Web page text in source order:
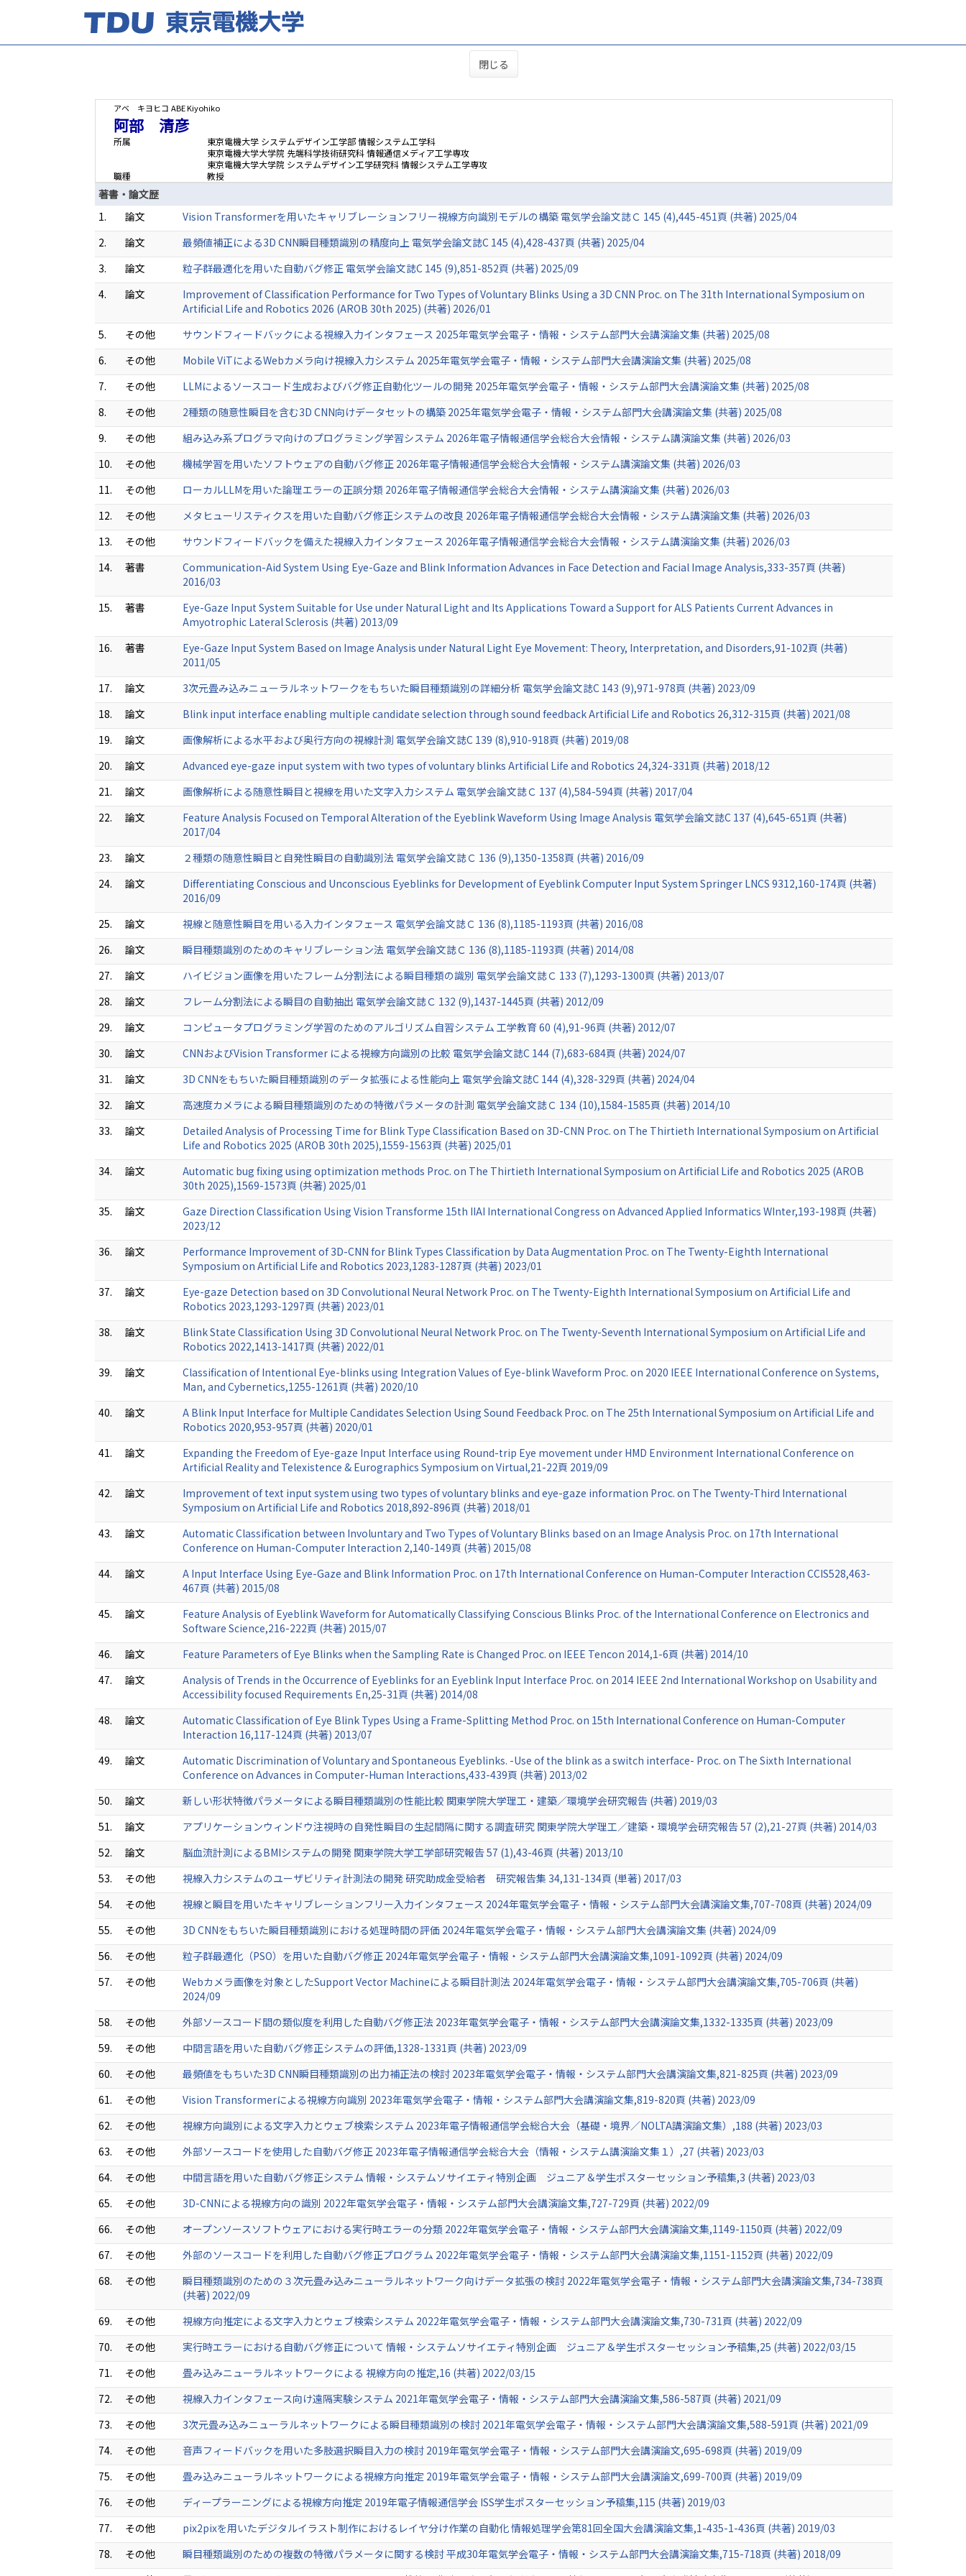
閉じる
アベ キヨヒコ ABE Kiyohiko
阿部 清彦
所属
東京電機大学 システムデザイン工学部 情報システム工学科
東京電機大学大学院 先端科学技術研究科 情報通信メディア工学専攻
東京電機大学大学院 システムデザイン工学研究科 情報システム工学専攻
職種
教授
著書・論文歴
1.
論文
Vision Transformerを用いたキャリブレーションフリー視線方向識別モデルの構築 電気学会論文誌Ｃ 145 (4),445-451頁 (共著) 2025/04
2.
論文
最頻値補正による3D CNN瞬目種類識別の精度向上 電気学会論文誌C 145 (4),428-437頁 (共著) 2025/04
3.
論文
粒子群最適化を用いた自動バグ修正 電気学会論文誌C 145 (9),851-852頁 (共著) 2025/09
4.
論文
Improvement of Classification Performance for Two Types of Voluntary Blinks Using a 3D CNN Proc. on The 31th International Symposium on
Artificial Life and Robotics 2026 (AROB 30th 2025) (共著) 2026/01
5.
その他
サウンドフィードバックによる視線入力インタフェース 2025年電気学会電子・情報・システム部門大会講演論文集 (共著) 2025/08
6.
その他
Mobile ViTによるWebカメラ向け視線入力システム 2025年電気学会電子・情報・システム部門大会講演論文集 (共著) 2025/08
7.
その他
LLMによるソースコード生成およびバグ修正自動化ツールの開発 2025年電気学会電子・情報・システム部門大会講演論文集 (共著) 2025/08
8.
その他
2種類の随意性瞬目を含む3D CNN向けデータセットの構築 2025年電気学会電子・情報・システム部門大会講演論文集 (共著) 2025/08
9.
その他
組み込み系プログラマ向けのプログラミング学習システム 2026年電子情報通信学会総合大会情報・システム講演論文集 (共著) 2026/03
10.
その他
機械学習を用いたソフトウェアの自動バグ修正 2026年電子情報通信学会総合大会情報・システム講演論文集 (共著) 2026/03
11.
その他
ローカルLLMを用いた論理エラーの正誤分類 2026年電子情報通信学会総合大会情報・システム講演論文集 (共著) 2026/03
12.
その他
メタヒューリスティクスを用いた自動バグ修正システムの改良 2026年電子情報通信学会総合大会情報・システム講演論文集 (共著) 2026/03
13.
その他
サウンドフィードバックを備えた視線入力インタフェース 2026年電子情報通信学会総合大会情報・システム講演論文集 (共著) 2026/03
14.
著書
Communication-Aid System Using Eye-Gaze and Blink Information Advances in Face Detection and Facial Image Analysis,333-357頁 (共著)
2016/03
15.
著書
Eye-Gaze Input System Suitable for Use under Natural Light and Its Applications Toward a Support for ALS Patients Current Advances in
Amyotrophic Lateral Sclerosis (共著) 2013/09
16.
著書
Eye-Gaze Input System Based on Image Analysis under Natural Light Eye Movement: Theory, Interpretation, and Disorders,91-102頁 (共著)
2011/05
17.
論文
3次元畳み込みニューラルネットワークをもちいた瞬目種類識別の詳細分析 電気学会論文誌C 143 (9),971-978頁 (共著) 2023/09
18.
論文
Blink input interface enabling multiple candidate selection through sound feedback Artificial Life and Robotics 26,312-315頁 (共著) 2021/08
19.
論文
画像解析による水平および奥行方向の視線計測 電気学会論文誌C 139 (8),910-918頁 (共著) 2019/08
20.
論文
Advanced eye-gaze input system with two types of voluntary blinks Artificial Life and Robotics 24,324-331頁 (共著) 2018/12
21.
論文
画像解析による随意性瞬目と視線を用いた文字入力システム 電気学会論文誌Ｃ 137 (4),584-594頁 (共著) 2017/04
22.
論文
Feature Analysis Focused on Temporal Alteration of the Eyeblink Waveform Using Image Analysis 電気学会論文誌C 137 (4),645-651頁 (共著)
2017/04
23.
論文
２種類の随意性瞬目と自発性瞬目の自動識別法 電気学会論文誌Ｃ 136 (9),1350-1358頁 (共著) 2016/09
24.
論文
Differentiating Conscious and Unconscious Eyeblinks for Development of Eyeblink Computer Input System Springer LNCS 9312,160-174頁 (共著)
2016/09
25.
論文
視線と随意性瞬目を用いる入力インタフェース 電気学会論文誌Ｃ 136 (8),1185-1193頁 (共著) 2016/08
26.
論文
瞬目種類識別のためのキャリブレーション法 電気学会論文誌Ｃ 136 (8),1185-1193頁 (共著) 2014/08
27.
論文
ハイビジョン画像を用いたフレーム分割法による瞬目種類の識別 電気学会論文誌Ｃ 133 (7),1293-1300頁 (共著) 2013/07
28.
論文
フレーム分割法による瞬目の自動抽出 電気学会論文誌Ｃ 132 (9),1437-1445頁 (共著) 2012/09
29.
論文
コンピュータプログラミング学習のためのアルゴリズム自習システム 工学教育 60 (4),91-96頁 (共著) 2012/07
30.
論文
CNNおよびVision Transformer による視線方向識別の比較 電気学会論文誌C 144 (7),683-684頁 (共著) 2024/07
31.
論文
3D CNNをもちいた瞬目種類識別のデータ拡張による性能向上 電気学会論文誌C 144 (4),328-329頁 (共著) 2024/04
32.
論文
高速度カメラによる瞬目種類識別のための特徴パラメータの計測 電気学会論文誌Ｃ 134 (10),1584-1585頁 (共著) 2014/10
33.
論文
Detailed Analysis of Processing Time for Blink Type Classification Based on 3D-CNN Proc. on The Thirtieth International Symposium on Artificial
Life and Robotics 2025 (AROB 30th 2025),1559-1563頁 (共著) 2025/01
34.
論文
Automatic bug fixing using optimization methods Proc. on The Thirtieth International Symposium on Artificial Life and Robotics 2025 (AROB
30th 2025),1569-1573頁 (共著) 2025/01
35.
論文
Gaze Direction Classification Using Vision Transforme 15th IIAI International Congress on Advanced Applied Informatics WInter,193-198頁 (共著)
2023/12
36.
論文
Performance Improvement of 3D-CNN for Blink Types Classification by Data Augmentation Proc. on The Twenty-Eighth International
Symposium on Artificial Life and Robotics 2023,1283-1287頁 (共著) 2023/01
37.
論文
Eye-gaze Detection based on 3D Convolutional Neural Network Proc. on The Twenty-Eighth International Symposium on Artificial Life and
Robotics 2023,1293-1297頁 (共著) 2023/01
38.
論文
Blink State Classification Using 3D Convolutional Neural Network Proc. on The Twenty-Seventh International Symposium on Artificial Life and
Robotics 2022,1413-1417頁 (共著) 2022/01
39.
論文
Classification of Intentional Eye-blinks using Integration Values of Eye-blink Waveform Proc. on 2020 IEEE International Conference on Systems,
Man, and Cybernetics,1255-1261頁 (共著) 2020/10
40.
論文
A Blink Input Interface for Multiple Candidates Selection Using Sound Feedback Proc. on The 25th International Symposium on Artificial Life and
Robotics 2020,953-957頁 (共著) 2020/01
41.
論文
Expanding the Freedom of Eye-gaze Input Interface using Round-trip Eye movement under HMD Environment International Conference on
Artificial Reality and Telexistence & Eurographics Symposium on Virtual,21-22頁 2019/09
42.
論文
Improvement of text input system using two types of voluntary blinks and eye-gaze information Proc. on The Twenty-Third International
Symposium on Artificial Life and Robotics 2018,892-896頁 (共著) 2018/01
43.
論文
Automatic Classification between Involuntary and Two Types of Voluntary Blinks based on an Image Analysis Proc. on 17th International
Conference on Human-Computer Interaction 2,140-149頁 (共著) 2015/08
44.
論文
A Input Interface Using Eye-Gaze and Blink Information Proc. on 17th International Conference on Human-Computer Interaction CCIS528,463-
467頁 (共著) 2015/08
45.
論文
Feature Analysis of Eyeblink Waveform for Automatically Classifying Conscious Blinks Proc. of the International Conference on Electronics and
Software Science,216-222頁 (共著) 2015/07
46.
論文
Feature Parameters of Eye Blinks when the Sampling Rate is Changed Proc. on IEEE Tencon 2014,1-6頁 (共著) 2014/10
47.
論文
Analysis of Trends in the Occurrence of Eyeblinks for an Eyeblink Input Interface Proc. on 2014 IEEE 2nd International Workshop on Usability and
Accessibility focused Requirements En,25-31頁 (共著) 2014/08
48.
論文
Automatic Classification of Eye Blink Types Using a Frame-Splitting Method Proc. on 15th International Conference on Human-Computer
Interaction 16,117-124頁 (共著) 2013/07
49.
論文
Automatic Discrimination of Voluntary and Spontaneous Eyeblinks. -Use of the blink as a switch interface- Proc. on The Sixth International
Conference on Advances in Computer-Human Interactions,433-439頁 (共著) 2013/02
50.
論文
新しい形状特徴パラメータによる瞬目種類識別の性能比較 関東学院大学理工・建築／環境学会研究報告 (共著) 2019/03
51.
論文
アプリケーションウィンドウ注視時の自発性瞬目の生起間隔に関する調査研究 関東学院大学理工／建築・環境学会研究報告 57 (2),21-27頁 (共著) 2014/03
52.
論文
脳血流計測によるBMIシステムの開発 関東学院大学工学部研究報告 57 (1),43-46頁 (共著) 2013/10
53.
その他
視線入力システムのユーザビリティ計測法の開発 研究助成金受給者 研究報告集 34,131-134頁 (単著) 2017/03
54.
その他
視線と瞬目を用いたキャリブレーションフリー入力インタフェース 2024年電気学会電子・情報・システム部門大会講演論文集,707-708頁 (共著) 2024/09
55.
その他
3D CNNをもちいた瞬目種類識別における処理時間の評価 2024年電気学会電子・情報・システム部門大会講演論文集 (共著) 2024/09
56.
その他
粒子群最適化（PSO）を用いた自動バグ修正 2024年電気学会電子・情報・システム部門大会講演論文集,1091-1092頁 (共著) 2024/09
57.
その他
Webカメラ画像を対象としたSupport Vector Machineによる瞬目計測法 2024年電気学会電子・情報・システム部門大会講演論文集,705-706頁 (共著)
2024/09
58.
その他
外部ソースコード間の類似度を利用した自動バグ修正法 2023年電気学会電子・情報・システム部門大会講演論文集,1332-1335頁 (共著) 2023/09
59.
その他
中間言語を用いた自動バグ修正システムの評価,1328-1331頁 (共著) 2023/09
60.
その他
最頻値をもちいた3D CNN瞬目種類識別の出力補正法の検討 2023年電気学会電子・情報・システム部門大会講演論文集,821-825頁 (共著) 2023/09
61.
その他
Vision Transformerによる視線方向識別 2023年電気学会電子・情報・システム部門大会講演論文集,819-820頁 (共著) 2023/09
62.
その他
視線方向識別による文字入力とウェブ検索システム 2023年電子情報通信学会総合大会（基礎・境界／NOLTA講演論文集）,188 (共著) 2023/03
63.
その他
外部ソースコードを使用した自動バグ修正 2023年電子情報通信学会総合大会（情報・システム講演論文集１）,27 (共著) 2023/03
64.
その他
中間言語を用いた自動バグ修正システム 情報・システムソサイエティ特別企画 ジュニア＆学生ポスターセッション予稿集,3 (共著) 2023/03
65.
その他
3D-CNNによる視線方向の識別 2022年電気学会電子・情報・システム部門大会講演論文集,727-729頁 (共著) 2022/09
66.
その他
オープンソースソフトウェアにおける実行時エラーの分類 2022年電気学会電子・情報・システム部門大会講演論文集,1149-1150頁 (共著) 2022/09
67.
その他
外部のソースコードを利用した自動バグ修正プログラム 2022年電気学会電子・情報・システム部門大会講演論文集,1151-1152頁 (共著) 2022/09
68.
その他
瞬目種類識別のための３次元畳み込みニューラルネットワーク向けデータ拡張の検討 2022年電気学会電子・情報・システム部門大会講演論文集,734-738頁
(共著) 2022/09
69.
その他
視線方向推定による文字入力とウェブ検索システム 2022年電気学会電子・情報・システム部門大会講演論文集,730-731頁 (共著) 2022/09
70.
その他
実行時エラーにおける自動バグ修正について 情報・システムソサイエティ特別企画 ジュニア＆学生ポスターセッション予稿集,25 (共著) 2022/03/15
71.
その他
畳み込みニューラルネットワークによる 視線方向の推定,16 (共著) 2022/03/15
72.
その他
視線入力インタフェース向け遠隔実験システム 2021年電気学会電子・情報・システム部門大会講演論文集,586-587頁 (共著) 2021/09
73.
その他
3次元畳み込みニューラルネットワークによる瞬目種類識別の検討 2021年電気学会電子・情報・システム部門大会講演論文集,588-591頁 (共著) 2021/09
74.
その他
音声フィードバックを用いた多肢選択瞬目入力の検討 2019年電気学会電子・情報・システム部門大会講演論文,695-698頁 (共著) 2019/09
75.
その他
畳み込みニューラルネットワークによる視線方向推定 2019年電気学会電子・情報・システム部門大会講演論文,699-700頁 (共著) 2019/09
76.
その他
ディープラーニングによる視線方向推定 2019年電子情報通信学会 ISS学生ポスターセッション予稿集,115 (共著) 2019/03
77.
その他
pix2pixを用いたデジタルイラスト制作におけるレイヤ分け作業の自動化 情報処理学会第81回全国大会講演論文集,1-435-1-436頁 (共著) 2019/03
78.
その他
瞬目種類識別のための複数の特徴パラメータに関する検討 平成30年電気学会電子・情報・システム部門大会講演論文集,715-718頁 (共著) 2018/09